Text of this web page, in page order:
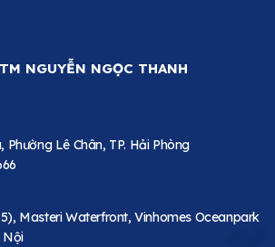
NGUYỄN NGỌC THANH
Phường Lê Chân, TP. Hải Phòng
Masteri Waterfront, Vinhomes Oceanpark
Nội